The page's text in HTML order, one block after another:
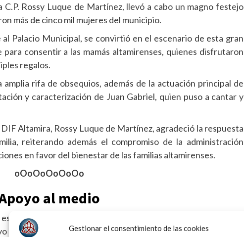
Gestionar el consentimiento de las cookies
Rossy Luque de Martínez, llevó a cabo un magno festejo
más de cinco mil mujeres del municipio.
Palacio Municipal, se convirtió en el escenario de esta gran
consentir a las mamás altamirenses, quienes disfrutaron
regalos.
rifa de obsequios, además de la actuación principal de
y caracterización de Juan Gabriel, quien puso a cantar y
Altamira, Rossy Luque de Martínez, agradeció la respuesta
reiterando además el compromiso de la administración
en favor del bienestar de las familias altamirenses.
oOoOoOoOoOo
al medio
en la investigación de fondo que se sostiene con
de sus lectores y publicidad.